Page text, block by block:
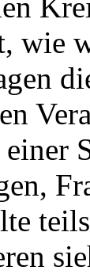
wie